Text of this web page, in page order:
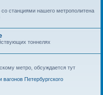
станциями нашего метрополитена
тоннелях
метро, обсуждается тут
Петербургского